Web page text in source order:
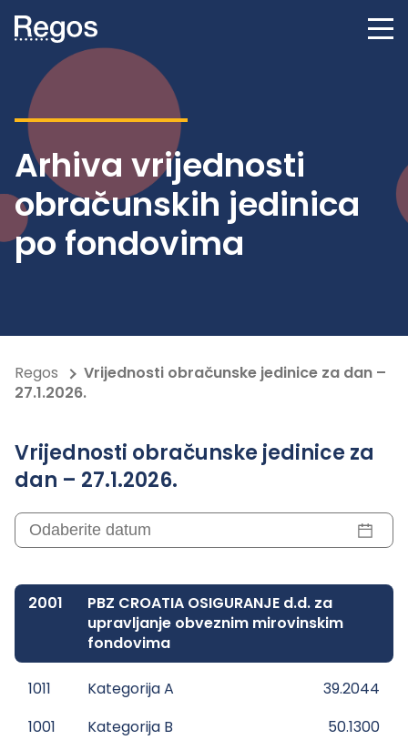
Arhiva vrijednosti
obračunskih jedinica
po fondovima
Regos
Vrijednosti obračunske jedinice za dan –
27.1.2026.
Vrijednosti obračunske jedinice za
dan – 27.1.2026.
2001
PBZ CROATIA OSIGURANJE d.d. za
upravljanje obveznim mirovinskim
fondovima
1011 Kategorija A
39.2044
1001
Kategorija B
50.1300